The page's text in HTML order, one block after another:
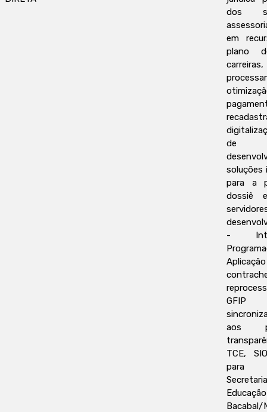
dos
em
plano
carreiras,
de
soluções
para a
dossiê
-
GFIP
aos
TCE,
para
Bacabal/